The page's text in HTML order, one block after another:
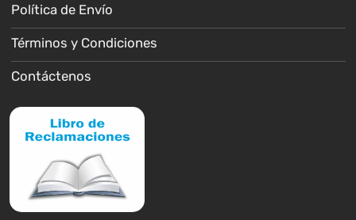
Política de Envío
Términos y Condiciones
Contáctenos